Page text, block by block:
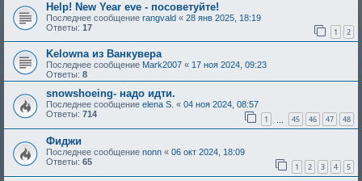
Help! New Year eve - посоветуйте!
Последнее сообщение rangvald « 28 янв 2025, 18:19
Ответы: 17 1 2
Kelowna из Ванкувера
Последнее сообщение Mark2007 « 17 ноя 2024, 09:23
Ответы: 8
snowshoeing- надо идти.
Последнее сообщение elena S. « 04 ноя 2024, 08:57
Ответы: 714 1 45 46 47 48
Фиджи
Последнее сообщение nonn « 06 окт 2024, 18:09
Ответы: 65 1 2 3 4 5